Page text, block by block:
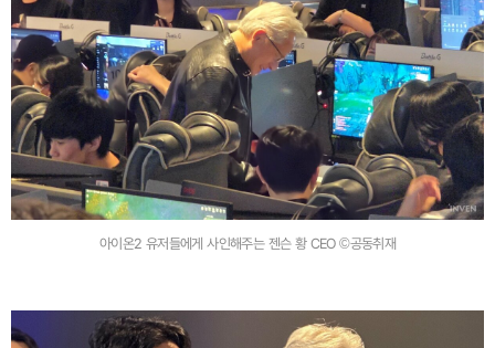
아이온2 유저들에게 사인해주는 젠슨 황 CEO ©공동취재